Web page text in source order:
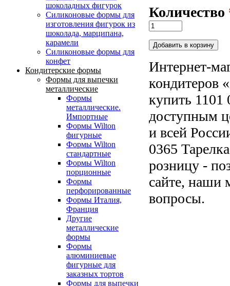
шоколадных фигурок
Силиконовые формы для
изготовления фигурок из
шоколада, марципана,
карамели
Силиконовые формы для
конфет
Кондитерские формы
Формы для выпечки
металлические
Формы
металлические.
Импортные
Формы Wilton
фигурные
Формы Wilton
стандартные
Формы Wilton
порционные
Формы
перфорированные
Формы Италия,
Франция
Другие
металлические
формы
Формы
алюминиевые
фигурные для
заказных тортов
Формы для выпечки
Количество
Интернет-
кондитеров
купить 1101
доступным
и всей
0365
розницу -
сайте, наши
вопросы.